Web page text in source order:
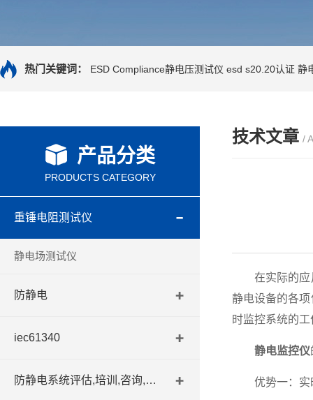
热门关键词： ESD Compliance静电压测试仪 esd s20.20认证 静
产品分类
PRODUCTS CATEGORY
重锤电阻测试仪
静电场测试仪
防静电
iec61340
防静电系统评估,培训,咨询,认证
技术文章 /
在实际的应用
静电设备的各
时监控系统的
静电监控仪
优势一：实